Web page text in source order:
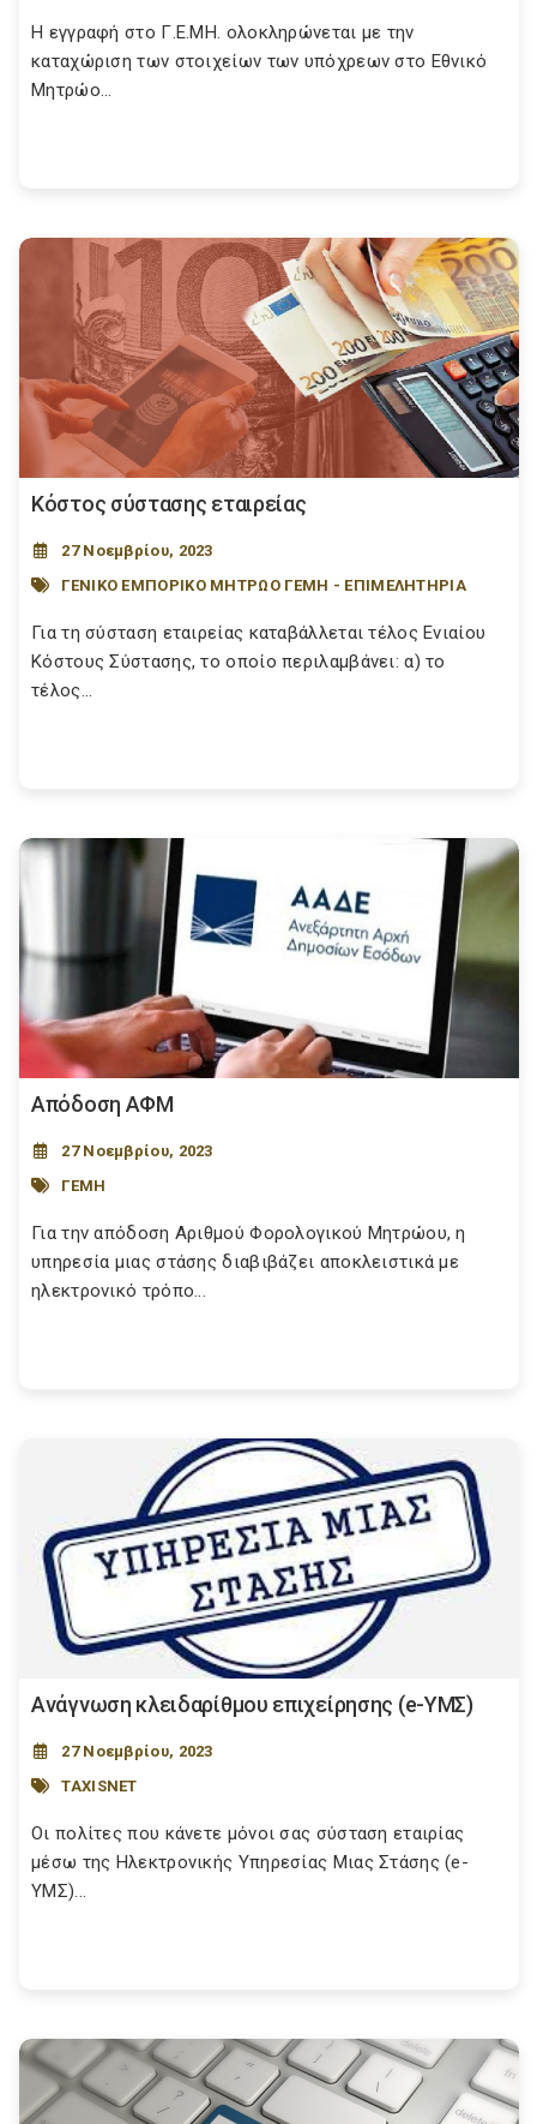
Η εγγραφή στο Γ.Ε.ΜΗ. ολοκληρώνεται με την
καταχώριση των στοιχείων των υπόχρεων στο Εθνικό
Μητρώο...
Κόστος σύστασης εταιρείας
27 Νοεμβρίου, 2023
ΓΕΝΙΚΟ ΕΜΠΟΡΙΚΟ ΜΗΤΡΩΟ ΓΕΜΗ - ΕΠΙΜΕΛΗΤΗΡΙΑ
Για τη σύσταση εταιρείας καταβάλλεται τέλος Ενιαίου
Κόστους Σύστασης, το οποίο περιλαμβάνει: α) το
τέλος...
Απόδοση ΑΦΜ
27 Νοεμβρίου, 2023
ΓΕΜΗ
Για την απόδοση Αριθμού Φορολογικού Μητρώου, η
υπηρεσία μιας στάσης διαβιβάζει αποκλειστικά με
ηλεκτρονικό τρόπο...
Ανάγνωση κλειδαρίθμου επιχείρησης (e-ΥΜΣ)
27 Νοεμβρίου, 2023
TAXISNET
Οι πολίτες που κάνετε μόνοι σας σύσταση εταιρίας
μέσω της Ηλεκτρονικής Υπηρεσίας Μιας Στάσης (e-
ΥΜΣ)...